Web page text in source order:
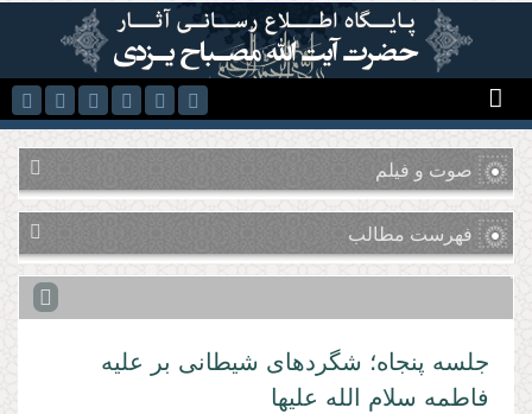
رفتن به محتوای اصلی
صوت و فیلم
فهرست مطالب
جلسه پنجاه؛ شگردهای شیطانی بر علیه
فاطمه سلام الله علیها